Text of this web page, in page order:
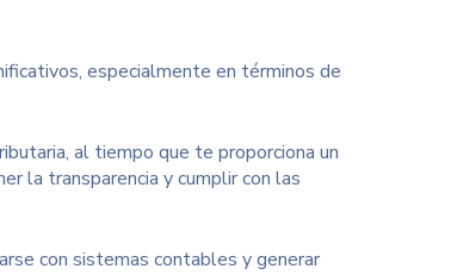
especialmente en términos de
al tiempo que te proporciona un
la transparencia y cumplir con las
con sistemas contables y generar